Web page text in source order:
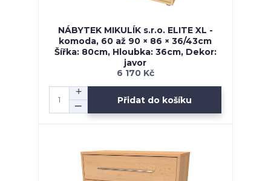
NÁBYTEK MIKULÍK s.r.o. ELITE XL -
komoda, 60 až 90 × 86 × 36/43cm
Šířka: 80cm, Hloubka: 36cm, Dekor:
javor
6 170 Kč
Přidat do košíku